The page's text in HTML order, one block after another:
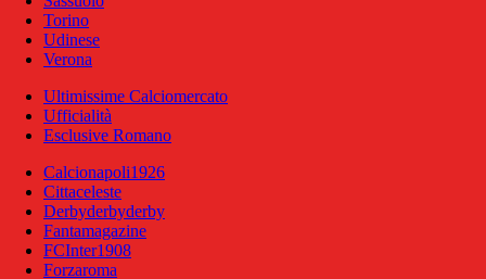
Torino
Udinese
Verona
Ultimissime Calciomercato
Ufficialità
Esclusive Romano
Calcionapoli1926
Cittaceleste
Derbyderbyderby
Fantamagazine
FCInter1908
Forzaroma